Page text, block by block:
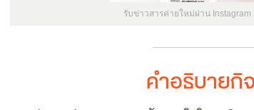
รับข่าวสารค่ายใหม่ผ่าน Instagram
คำอธิบายกิ